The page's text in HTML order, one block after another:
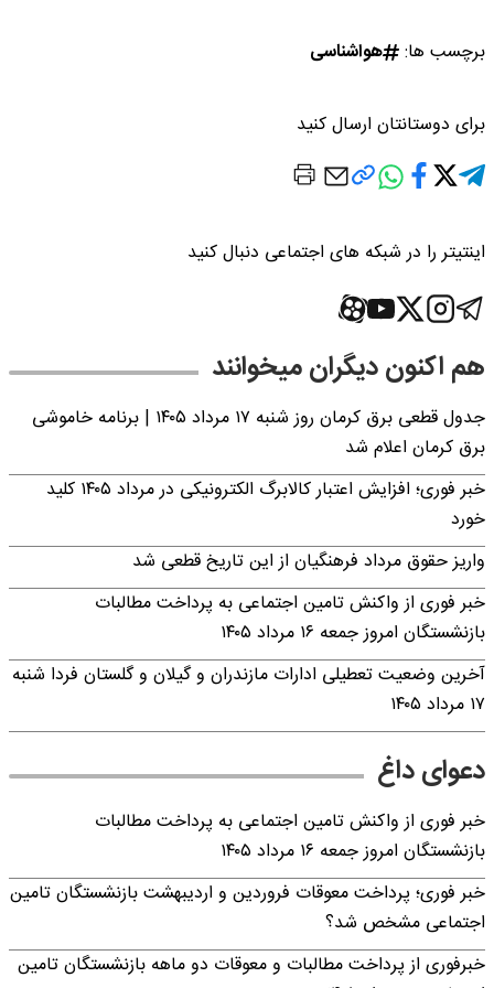
برچسب ها: هواشناسی
برای دوستانتان ارسال کنید
اینتیتر را در شبکه های اجتماعی دنبال کنید
هم اکنون دیگران میخوانند
جدول قطعی برق کرمان روز شنبه ۱۷ مرداد ۱۴۰۵ | برنامه خاموشی
برق کرمان اعلام شد
خبر فوری؛ افزایش اعتبار کالابرگ الکترونیکی در مرداد ۱۴۰۵ کلید
خورد
واریز حقوق مرداد فرهنگیان از این تاریخ قطعی شد
خبر فوری از واکنش تامین اجتماعی به پرداخت مطالبات
بازنشستگان امروز جمعه ۱۶ مرداد ۱۴۰۵
آخرین وضعیت تعطیلی ادارات مازندران و گیلان و گلستان فردا شنبه
۱۷ مرداد ۱۴۰۵
دعوای داغ
خبر فوری از واکنش تامین اجتماعی به پرداخت مطالبات
بازنشستگان امروز جمعه ۱۶ مرداد ۱۴۰۵
خبر فوری؛ پرداخت معوقات فروردین و اردیبهشت بازنشستگان تامین
اجتماعی مشخص شد؟
خبرفوری از پرداخت مطالبات و معوقات دو ماهه بازنشستگان تامین